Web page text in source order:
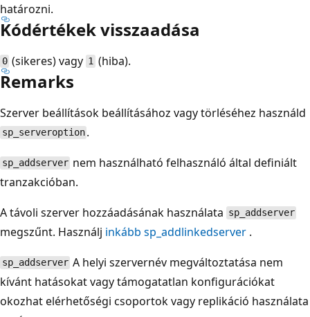
határozni.
Kódértékek visszaadása
0 (sikeres) vagy 1(hiba).
Remarks
Szerver beállítások beállításához vagy törléséhez használd
sp_serveroption .
sp_addserver nem használható felhasználó által definiált
tranzakcióban.
A távoli szerver hozzáadásának használata sp_addserver
megszűnt. Használj inkább sp_addlinkedserver .
sp_addserver A helyi szervernév megváltoztatása nem
kívánt hatásokat vagy támogatatlan konfigurációkat
okozhat elérhetőségi csoportok vagy replikáció használata